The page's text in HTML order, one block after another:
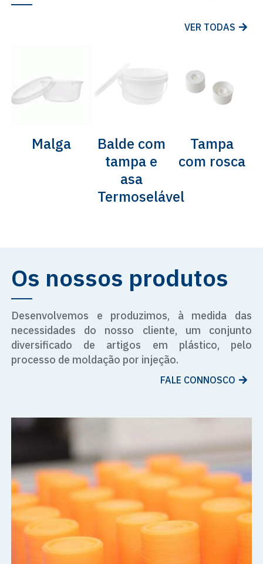
VER TODAS
Malga
Balde com
tampa e
asa
Termoselável
Tampa
com rosca
Os nossos produtos
Desenvolvemos e produzimos, à medida das
necessidades do nosso cliente, um conjunto
diversificado de artigos em plástico, pelo
processo de moldação por injeção.
FALE CONNOSCO